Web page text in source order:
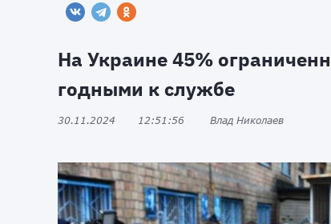
На Украине 45%
годными к службе
30.11.2024 12:51:56 Влад Николаев